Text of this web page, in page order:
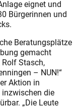
eignet und
Bürgerinnen und
Beratungsplätze
gemacht
Rolf Stasch,
– NUN!“
Aktion in
die
„Die Leute